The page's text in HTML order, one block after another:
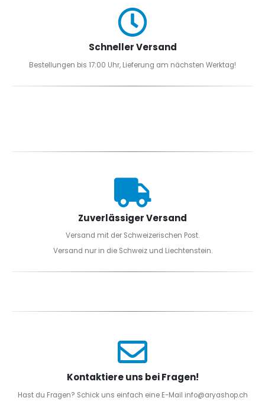
Schneller Versand
Bestellungen bis 17:00 Uhr, Lieferung am nächsten Werktag!
Zuverlässiger Versand
Versand mit der Schweizerischen Post.
Versand nur in die Schweiz und Liechtenstein.
Kontaktiere uns bei Fragen!
Hast du Fragen? Schick uns einfach eine E-Mail info@aryashop.ch